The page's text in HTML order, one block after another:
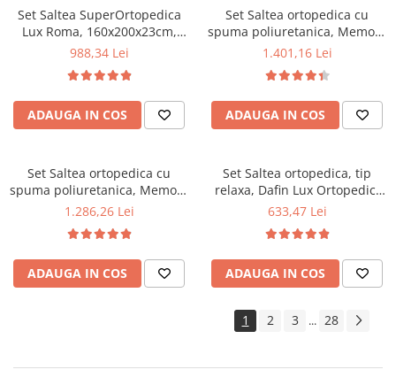
Set Saltea SuperOrtopedica
Lux Roma, 160x200x23cm,
fermitate tare, cu plasa arcuri
aerisire perimetral, Saltex,
plus 2 perne matlasate
microfibra 50x70cm, lavabile
la 60°C
988,34 Lei
ADAUGA IN COS
Set Saltea ortopedica cu
spuma poliuretanica, Memory
Foam 5 cm Paris,
sistem de aerisire perimetral
Saltex plus 2 perne matlasate
microfibra 50x70cm, lavabile
la 60°C
1.401,16 Lei
ADAUGA IN COS
Set Saltea ortopedica cu
spuma poliuretanica, Memory
Foam 5 cm Paris,
sistem de aerisire perimetral
Saltex plus 2 perne matlasate
microfibra 50x70cm, lavabile
la 60°C
1.286,26 Lei
ADAUGA IN COS
Set Saltea ortopedica, tip
relaxa, Dafin Lux Ortopedic,
140x190x21cm, fermitate
Bonell, fata vara-iarna, sistem
de aerisire cu butoni, Salt
Confort plus 2 perne
matlasate microfibra
50x70cm, lavabile la 60°C
633,47 Lei
ADAUGA IN COS
1 2 3 ... 28